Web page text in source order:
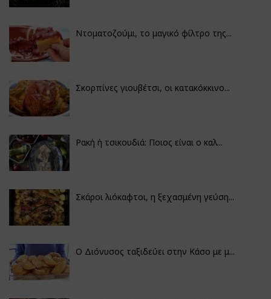
Ντοματοζούμι, το μαγικό φίλτρο της...
Σκορπίνες γιουβέτσι, οι κατακόκκινο...
Ρακή ή τσικουδιά: Ποιος είναι ο καλ...
Σκάροι λιόκαφτοι, η ξεχασμένη γεύση...
Ο Διόνυσος ταξιδεύει στην Κάσο με μ...